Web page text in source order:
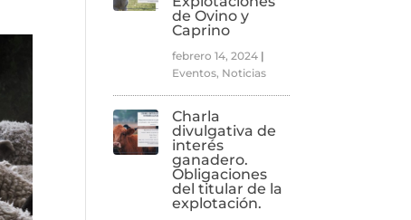
de Ovino y
Caprino
febrero 14, 2024 |
Eventos, Noticias
Charla
divulgativa de
interés
ganadero.
Obligaciones
del titular de la
explotación.